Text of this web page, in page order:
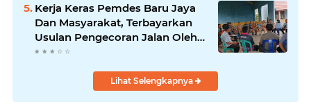
Kerja Keras Pemdes Baru Jaya
Dan Masyarakat, Terbayarkan
Usulan Pengecoran Jalan Oleh
PT.Pertamina Segera
Lihat Selengkapnya